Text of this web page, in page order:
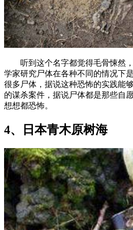
听到这个名字都觉得毛骨悚然，
学家研究尸体在各种不同的情况下
很多尸体，据说这种恐怖的实践能
的谋杀案件，据说尸体都是那些自
想想都恐怖。
4、日本青木原树海